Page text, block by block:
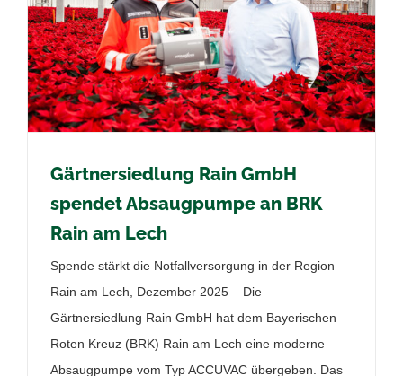
Gärtnersiedlung Rain GmbH
spendet Absaugpumpe an BRK
Rain am Lech
Spende stärkt die Notfallversorgung in der Region
Rain am Lech, Dezember 2025 – Die
Gärtnersiedlung Rain GmbH hat dem Bayerischen
Roten Kreuz (BRK) Rain am Lech eine moderne
Absaugpumpe vom Typ ACCUVAC übergeben. Das